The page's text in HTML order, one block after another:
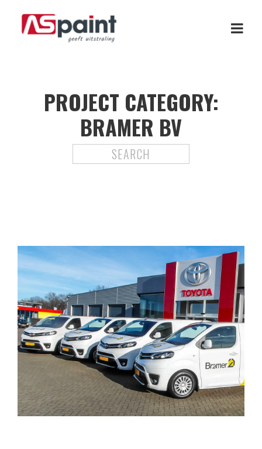
PROJECT CATEGORY:
BRAMER BV